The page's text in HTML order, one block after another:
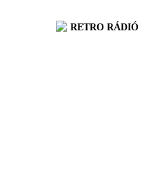
RETRO RÁDIÓ